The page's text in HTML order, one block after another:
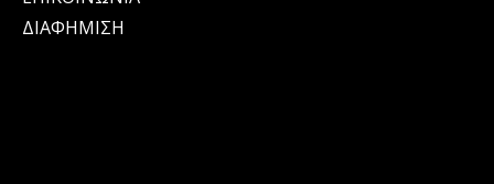
ΔΙΑΦΗΜΙΣΗ